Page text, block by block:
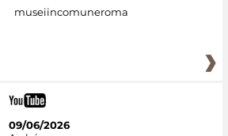
museiincomuneroma
09/06/2026